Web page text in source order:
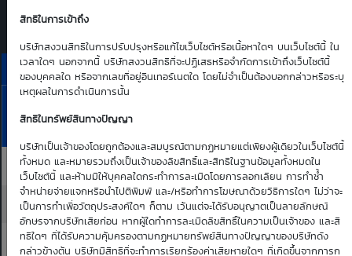
สิทธิในการเข้าถึง
บริษัทสงวนสิทธิในการปรับปรุงหรือแก้ไขเว็บไซต์หรือเนื้อหาใดๆ บนเว็บไซต์นี้ ใน
เวลาใดๆ นอกจากนี้ บริษัทสงวนสิทธิที่จะปฏิเสธหรือจำกัดการเข้าถึงเว็บไซต์นี้
ของบุคคลใด หรือจากเลขที่อยู่อินเทอร์เนตใด โดยไม่จำเป็นต้องบอกกล่าวหรือระบุ
เหตุผลในการดำเนินการนั้น
สิทธิในทรัพย์สินทางปัญญา
บริษัทเป็นเจ้าของโดยถูกต้องและสมบูรณ์ตามกฏหมายแต่เพียงผู้เดียวในเว็บไซต์นี้
ทั้งหมด และหมายรวมถึงเป็นเจ้าของลิขสิทธิ์และสิทธิในฐานข้อมูลทั้งหมดใน
เว็บไซต์นี้ และห้ามมิให้บุคคลใดกระทำการละเมิดโดยการลอกเลียน การทำซ้ำ
จำหน่ายจ่ายแจกหรือนำไปตีพิมพ์ และ/หรือทำการโฆษณาด้วยวิธีการใดๆ ไม่ว่าจะ
เป็นการทำเพื่อวัตถุประสงค์ใดๆ ก็ตาม เว้นแต่จะได้รับอนุญาตเป็นลายลักษณ์
อักษรจากบริษัทเสียก่อน หากผู้ใดทำการละเมิดลิขสิทธิ์ในความเป็นเจ้าของ และสิ
ทธิใดๆ ที่ได้รับความคุ้มครองตามกฏหมายทรัพย์สินทางปัญญาของบริษัทดัง
กล่าวข้างต้น บริษัทมีสิทธิที่จะทำการเรียกร้องค่าเสียหายใดๆ ที่เกิดขึ้นจากการก
ราคาเสนอซื้อคืนเบื้องต้นของ JMART01C2611A
Bid | Offer
10
Aug
26
10.00 10.10 0.10 0.09 0.09 0.09 0.09
10.10 10.20 0.10 0.10 0.10 0.09 0.09
10.20 10.30 0.11 0.10 0.10 0.10 0.10